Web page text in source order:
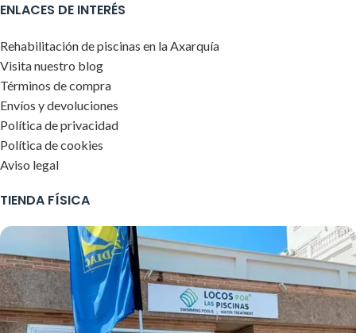
ENLACES DE INTERÉS
Rehabilitación de piscinas en la Axarquía
Visita nuestro blog
Términos de compra
Envíos y devoluciones
Política de privacidad
Política de cookies
Aviso legal
TIENDA FÍSICA